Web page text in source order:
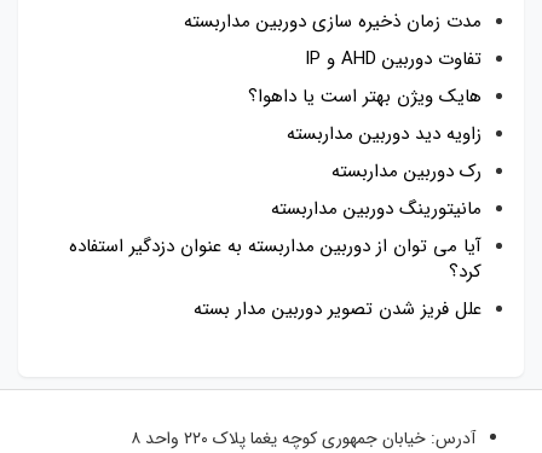
مدت زمان ذخیره سازی دوربین مداربسته
تفاوت دوربین AHD و IP
هایک ویژن بهتر است یا داهوا؟
زاویه دید دوربین مداربسته
رک دوربین مداربسته
مانیتورینگ دوربین مداربسته
آیا می توان از دوربین مداربسته به عنوان دزدگیر استفاده
کرد؟
علل فریز شدن تصویر دوربین مدار بسته
آدرس: خیابان جمهوری کوچه یغما پلاک ۲۲۰ واحد ۸